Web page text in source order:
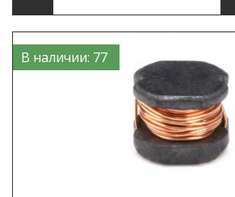
В наличии: 77